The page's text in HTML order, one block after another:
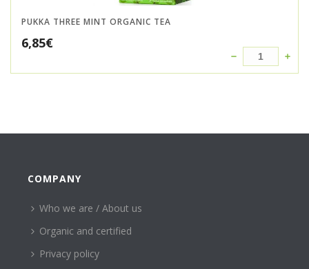
PUKKA THREE MINT ORGANIC TEA
6,85€
COMPANY
Who we are / About us
Organic and certified
Privacy policy